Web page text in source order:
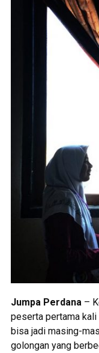
Jumpa Perdana –
peserta pertama kali
bisa jadi masing-
golongan yang